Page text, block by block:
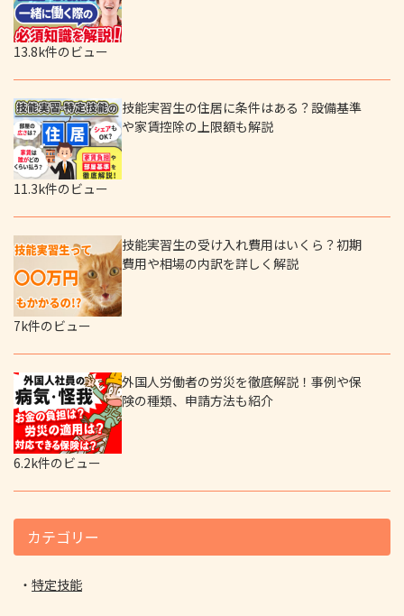
13.8k件のビュー
技能実習生の住居に条件はある？設備基準
や家賃控除の上限額も解説
11.3k件のビュー
技能実習生の受け入れ費用はいくら？初期
費用や相場の内訳を詳しく解説
7k件のビュー
外国人労働者の労災を徹底解説！事例や保
険の種類、申請方法も紹介
6.2k件のビュー
カテゴリー
特定技能